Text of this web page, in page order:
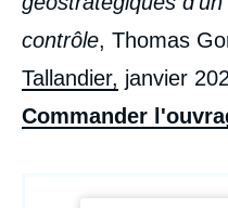
contrôle, Thomas
Tallandier, janvier
Commander